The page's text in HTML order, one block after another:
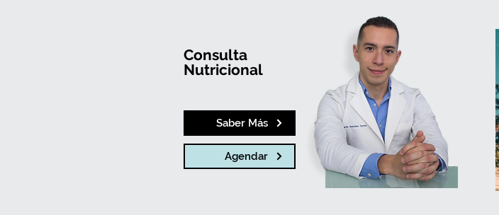
Agendar
Consulta
Nutricional
Saber Más